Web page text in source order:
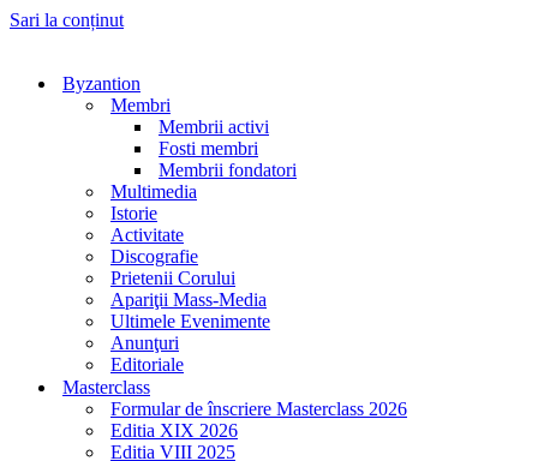
Sari la conținut
Byzantion
Membri
Membrii activi
Fosti membri
Membrii fondatori
Multimedia
Istorie
Activitate
Discografie
Prietenii Corului
Apariţii Mass-Media
Ultimele Evenimente
Anunţuri
Editoriale
Masterclass
Formular de înscriere Masterclass 2026
Editia XIX 2026
Editia VIII 2025